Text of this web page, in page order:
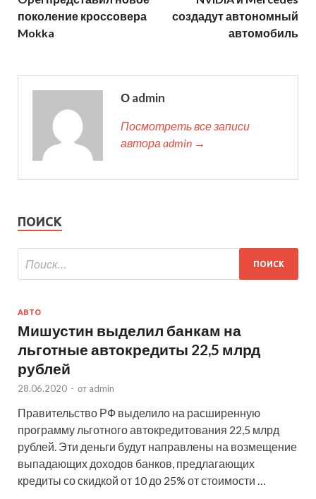
поколение кроссовера
Mokka
создадут автономный
автомобиль
О admin
Посмотреть все записи
автора admin →
ПОИСК
АВТО
Мишустин выделил банкам на
льготные автокредиты 22,5 млрд
рублей
28.06.2020 - от admin
Правительство РФ выделило на расширенную
программу льготного автокредитования 22,5 млрд
рублей. Эти деньги будут направлены на возмещение
выпадающих доходов банков, предлагающих
кредиты со скидкой от 10 до 25% от стоимости …